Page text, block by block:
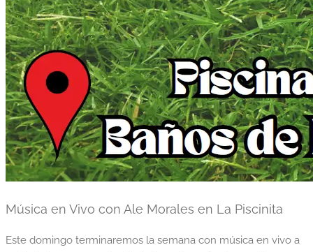
Música en Vivo con Ale Morales en La Piscinita
Este domingo terminaremos la semana con música en vivo a